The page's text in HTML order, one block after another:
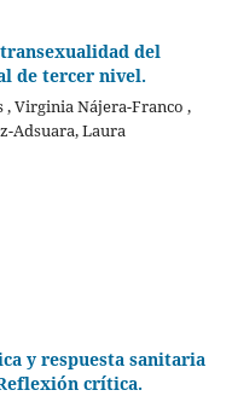
del
de tercer nivel.
, Virginia Nájera-Franco ,
Adsuara, Laura
y respuesta sanitaria
crítica.